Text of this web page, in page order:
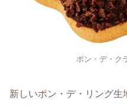
ポン・デ・ク
新しいポン・デ・リング生